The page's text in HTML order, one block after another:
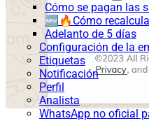
Cómo se pagan las
🆕🔥Cómo
Adelanto de 5 días
Configuración de la
Etiquetas
Notificación
Perfil
Analista
WhatsApp no oficial